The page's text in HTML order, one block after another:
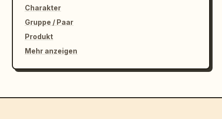
Charakter
Gruppe / Paar
Produkt
Mehr anzeigen